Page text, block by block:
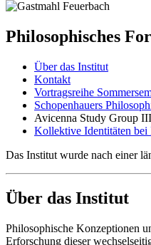
Philosophisches
Über das Institut
Kontakt
Vortragsreihe
Schopenhauers
Avicenna Study Group III
Kollektive Identitäten
Das Institut wurde nach einer
Über das Institut
Philosophische Konzeptionen
Erforschung dieser